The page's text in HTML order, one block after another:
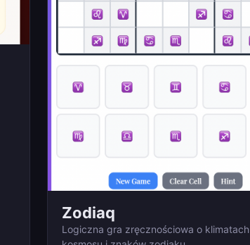
Zodiaq
Logiczna gra zręcznościowa o klimatach